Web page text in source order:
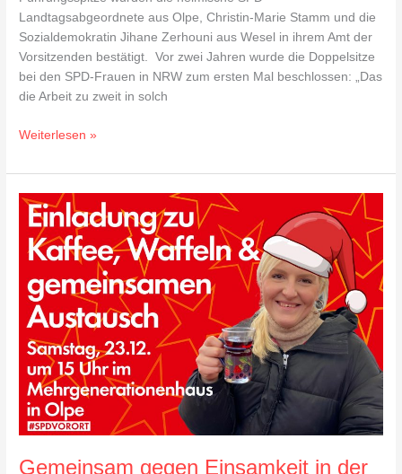
Landtagsabgeordnete aus Olpe, Christin-Marie Stamm und die
Sozialdemokratin Jihane Zerhouni aus Wesel in ihrem Amt der
Vorsitzenden bestätigt. Vor zwei Jahren wurde die Doppelsitze
bei den SPD-Frauen in NRW zum ersten Mal beschlossen: „Das
die Arbeit zu zweit in solch
Weiterlesen »
Gemeinsam gegen Einsamkeit in der
Gemeinsam
gegen
Einsamkeit
in
der
Weihnachtszeit